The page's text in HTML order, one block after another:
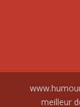
meilleur